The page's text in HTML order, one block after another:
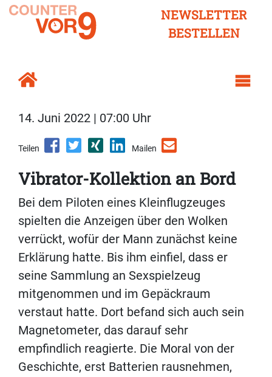
NEWSLETTER
BESTELLEN
14. Juni 2022 | 07:00 Uhr
Teilen Mailen
Vibrator-Kollektion an Bord
Bei dem Piloten eines Kleinflugzeuges
spielten die Anzeigen über den Wolken
verrückt, wofür der Mann zunächst keine
Erklärung hatte. Bis ihm einfiel, dass er
seine Sammlung an Sexspielzeug
mitgenommen und im Gepäckraum
verstaut hatte. Dort befand sich auch sein
Magnetometer, das darauf sehr
empfindlich reagierte. Die Moral von der
Geschichte, erst Batterien rausnehmen,